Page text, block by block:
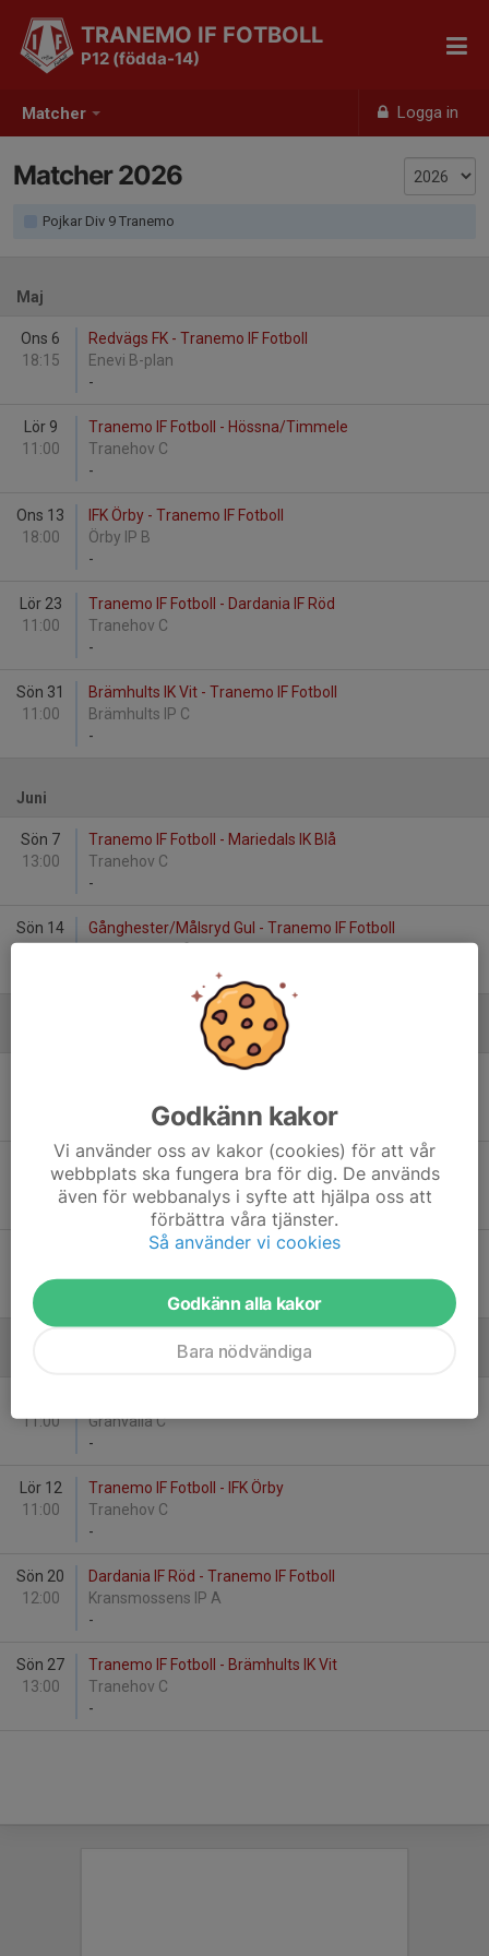
Matcher Logga in
TRANEMO IF FOTBOLL
P12 (födda-14)
Matcher 2026
Pojkar Div 9 Tranemo
Maj
Ons 6
18:15
Redvägs FK - Tranemo IF Fotboll
Enevi B-plan
-
Lör 9
11:00
Tranemo IF Fotboll - Hössna/Timmele
Tranehov C
-
Ons 13
18:00
IFK Örby - Tranemo IF Fotboll
Örby IP B
-
Lör 23
11:00
Tranemo IF Fotboll - Dardania IF Röd
Tranehov C
-
Sön 31
11:00
Brämhults IK Vit - Tranemo IF Fotboll
Brämhults IP C
-
Juni
Sön 7
13:00
Tranemo IF Fotboll - Mariedals IK Blå
Tranehov C
-
Sön 14
Gånghester/Målsryd Gul - Tranemo IF Fotboll
Tranemo IF Fotboll - Ulricehamns IFK Vit
13:00
Tranemo IF Fotboll - Rydboholms SK
Tranehov C
-
Tranemo IF Fotboll - Redvägs FK
11:00
Granvalla C
-
Lör 12
11:00
Tranemo IF Fotboll - IFK Örby
Tranehov C
-
Sön 20
12:00
Dardania IF Röd - Tranemo IF Fotboll
Kransmossens IP A
-
Sön 27
13:00
Tranemo IF Fotboll - Brämhults IK Vit
Tranehov C
-
Godkänn kakor
Vi använder oss av kakor (cookies) för att vår
webbplats ska fungera bra för dig. De används
även för webbanalys i syfte att hjälpa oss att
förbättra våra tjänster.
Så använder vi cookies
Godkänn alla kakor
Bara nödvändiga